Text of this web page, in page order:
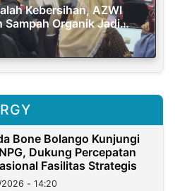
Kebersihan, AZWI
Sampah Organik Jadi
Bone Bolango Kunjungi
Dukung Percepatan
Fasilitas Strategis
- 14:20